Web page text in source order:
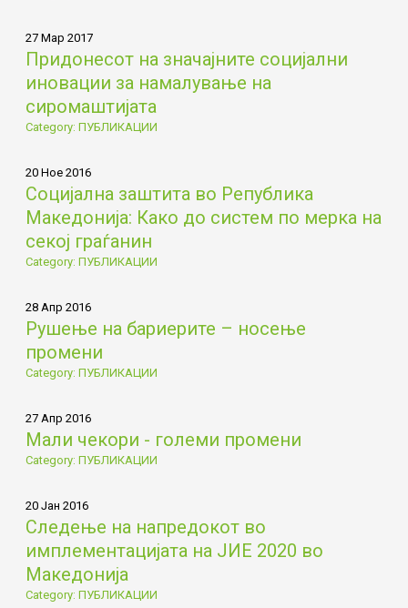
27 Мар 2017
Придонесот на значајните социјални
иновации за намалување на
сиромаштијата
Category: ПУБЛИКАЦИИ
20 Ное 2016
Социјална заштита во Република
Македонија: Како до систем по мерка на
секој граѓанин
Category: ПУБЛИКАЦИИ
28 Апр 2016
Рушење на бариерите – носење
промени
Category: ПУБЛИКАЦИИ
27 Апр 2016
Мали чекори - големи промени
Category: ПУБЛИКАЦИИ
20 Јан 2016
Следење на напредокот во
имплементацијата на ЈИЕ 2020 во
Македонија
Category: ПУБЛИКАЦИИ